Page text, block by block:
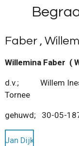
naar
de
hoofdinhoud
Faber ,
Willemina Faber (
d.v.; Willem Ines
Tornee
gehuwd; 30-05-
Jan Dijk